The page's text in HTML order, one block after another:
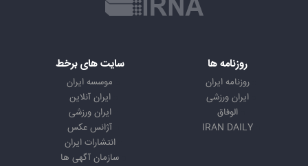
روزنامه ها
روزنامه ایران
ایران ورزشی
الوفاق
IRAN DAILY
سایت های برخط
موسسه ایران
ایران آنلاین
ایران ورزشی
آژانس عکس
انتشارات ایران
سازمان آگهی ها